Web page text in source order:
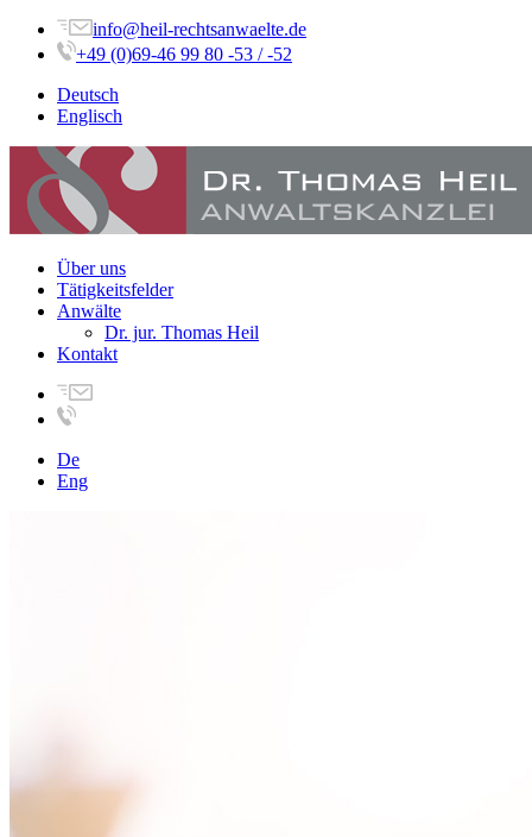
info@heil-rechtsanwaelte.de
+49 (0)69-46 99 80 -53 / -52
Deutsch
Englisch
Über uns
Tätigkeitsfelder
Anwälte
Dr. jur. Thomas Heil
Kontakt
De
Eng